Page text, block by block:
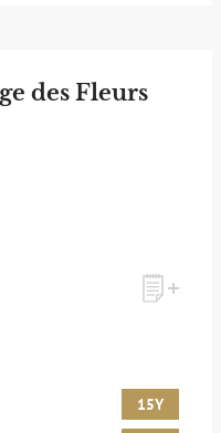
des Fleurs
15Y